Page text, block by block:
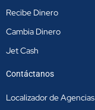
Recibe Dinero
Cambia Dinero
Jet Cash
Contáctanos
Localizador de Agencias